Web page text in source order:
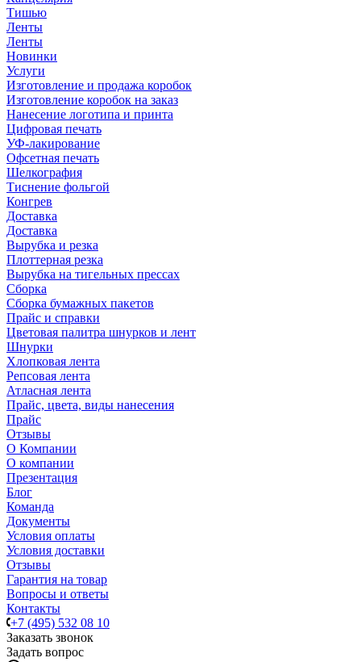
Тишью
Ленты
Ленты
Новинки
Услуги
Изготовление и продажа коробок
Изготовление коробок на заказ
Нанесение логотипа и принта
Цифровая печать
УФ-лакирование
Офсетная печать
Шелкография
Тиснение фольгой
Конгрев
Доставка
Доставка
Вырубка и резка
Плоттерная резка
Вырубка на тигельных прессах
Сборка
Сборка бумажных пакетов
Прайс и справки
Цветовая палитра шнурков и лент
Шнурки
Хлопковая лента
Репсовая лента
Атласная лента
Прайс, цвета, виды нанесения
Прайс
Отзывы
О Компании
О компании
Презентация
Блог
Команда
Документы
Условия оплаты
Условия доставки
Отзывы
Гарантия на товар
Вопросы и ответы
Контакты
+7 (495) 532 08 10
Заказать звонок
Задать вопрос